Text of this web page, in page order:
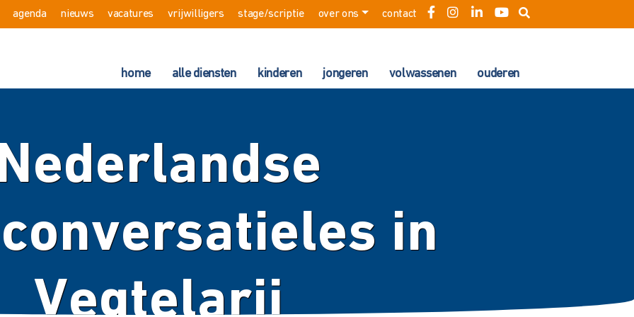
agenda nieuws vacatures vrijwilligers stage/scriptie over ons contact
home alle diensten kinderen jongeren volwassenen ouderen
in
Vegtelarij